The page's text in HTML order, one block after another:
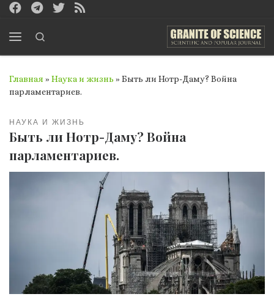
Перейти к содержимому
Главная » Наука и жизнь » Быть ли Нотр-Даму? Война
парламентариев.
НАУКА И ЖИЗНЬ
Быть ли Нотр-Даму? Война
парламентариев.